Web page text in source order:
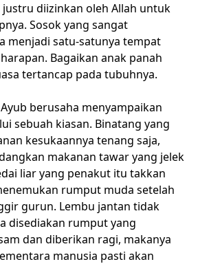
diizinkan oleh Allah untuk
Sosok yang sangat
menjadi satu-satunya tempat
Bagaikan anak panah
tertancap pada tubuhnya.
berusaha menyampaikan
sebuah kiasan. Binatang yang
kesukaannya tenang saja,
makanan tawar yang jelek
liar yang penakut itu takkan
rumput muda setelah
gurun. Lembu jantan tidak
disediakan rumput yang
dan diberikan ragi, makanya
manusia pasti akan